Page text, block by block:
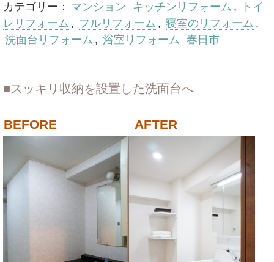
カテゴリー： マンション キッチンリフォーム ,
トイ
レリフォーム , フルリフォーム , 寝室のリフォーム ,
洗面台リフォーム , 浴室リフォーム 春日市
スッキリ収納を設置した洗面台へ